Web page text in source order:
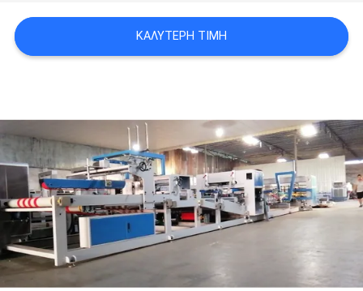
SITEMAP
ΚΑΛΎΤΕΡΗ ΤΙΜΉ